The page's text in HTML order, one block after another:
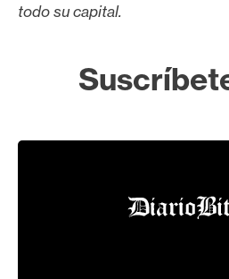
todo su capital.